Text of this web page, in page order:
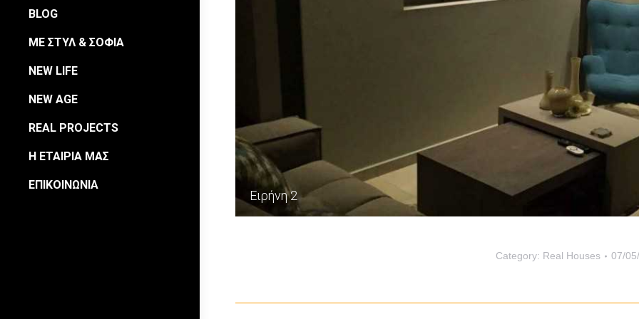
BLOG
ΜΕ ΣΤΥΛ & ΣΟΦΙΑ
NEW LIFE
NEW AGE
REAL PROJECTS
Η ΕΤΑΙΡΙΑ ΜΑΣ
ΕΠΙΚΟΙΝΩΝΙΑ
Ειρήνη 2
Category: Real Houses 07/